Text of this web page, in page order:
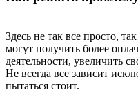
Здесь не так все просто,
могут получить более
деятельности, увеличить
Не всегда все зависит
пытаться стоит.